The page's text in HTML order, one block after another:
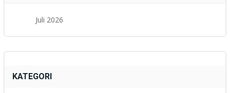
Juli 2026
KATEGORI